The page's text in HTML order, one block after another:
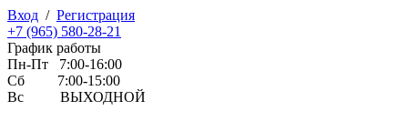
Вход / Регистрация
+7 (965) 580-28-21
График работы
Пн-Пт 7:00-16:00
Сб 7:00-15:00
Вс ВЫХОДНОЙ